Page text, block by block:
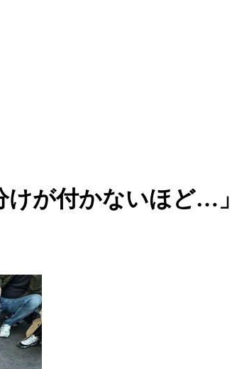
けが付かないほど